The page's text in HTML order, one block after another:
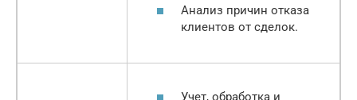
Анализ причин отказа
клиентов от сделок.
Учет, обработка и